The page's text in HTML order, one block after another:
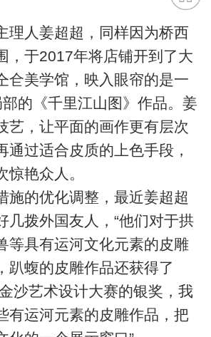
理人姜超超，同样因为桥西
，于2017年将店铺开到了大
仺美学馆，映入眼帘的是一
的《千里江山图》作品。姜
艺，让平面的画作更有层次
通过适合皮质的上色手段，
惊艳众人。
施的优化调整，最近姜超超
几拨外国友人，“他们对于拱
等具有运河文化元素的皮雕
趴蝮的皮雕作品还获得了
沙艺术设计大赛的银奖，我
有运河元素的皮雕作品，把